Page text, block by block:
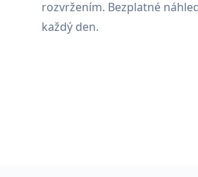
rozvržením. Bezplatné
každý den.